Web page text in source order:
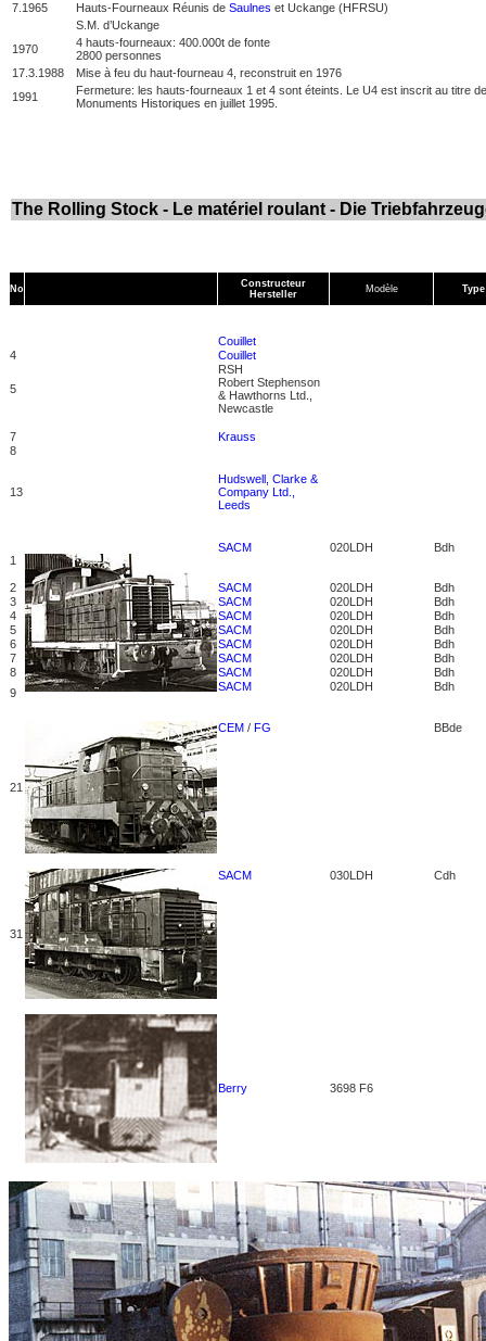
7.1965
Hauts-Fourneaux Réunis de Saulnes et Uckange (HFRSU)
S.M. d’Uckange
1970
4 hauts-fourneaux: 400.000t de fonte
2800 personnes
17.3.1988
Mise à feu du haut-fourneau 4, reconstruit en 1976
1991
Fermeture: les hauts-fourneaux 1 et 4 sont éteints. Le U4 est inscrit au titre
Monuments Historiques en juillet 1995.
The Rolling Stock - Le matériel roulant - Die
No
Constructeur
Hersteller
Modèle Type
Couillet
4
Couillet
5
RSH
Robert Stephenson
& Hawthorns Ltd.,
Newcastle
7
Krauss
8
13
Hudswell, Clarke &
Company Ltd.,
Leeds
1
SACM 020LDH Bdh
2 SACM 020LDH
Bdh
3
SACM 020LDH
Bdh
4
SACM 020LDH
Bdh
5
SACM 020LDH
Bdh
6
SACM 020LDH
Bdh
7
SACM 020LDH
Bdh
8
SACM 020LDH
Bdh
9
SACM 020LDH Bdh
21
CEM / FG BBde
31
SACM 030LDH Cdh
Berry 3698 F6